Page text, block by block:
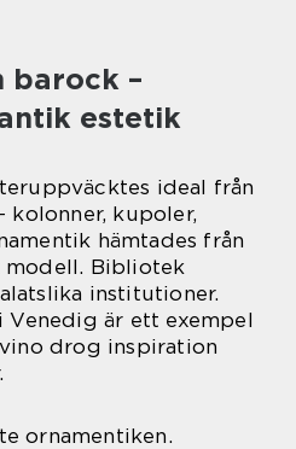
barock –
estetik
ideal från
kupoler,
hämtades från
modell. Bibliotek
institutioner.
Venedig är ett exempel
drog inspiration
ornamentiken.